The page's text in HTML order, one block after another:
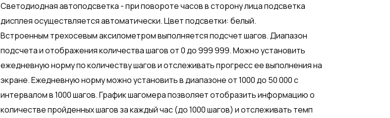
Светодиодная автоподсветка - при повороте часов в сторону лица подсветка
дисплея осуществляется автоматически. Цвет подсветки: белый.
Встроенным трехосевым аксилометром выполняется подсчет шагов. Диапазон
подсчета и отображения количества шагов от 0 до 999 999. Можно установить
ежедневную норму по количеству шагов и отслеживать прогресс ее выполнения на
экране. Ежедневную норму можно установить в диапазоне от 1000 до 50 000 с
интервалом в 1000 шагов. График шагомера позволяет отобразить информацию о
количестве пройденных шагов за каждый час (до 1000 шагов) и отслеживать темп